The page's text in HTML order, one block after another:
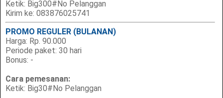
Ketik: Big300#No Pelanggan
Kirim ke: 083876025741
PROMO REGULER (BULANAN)
Harga: Rp. 90.000
Periode paket: 30 hari
Bonus: -
Cara pemesanan:
Ketik: Big30#No Pelanggan